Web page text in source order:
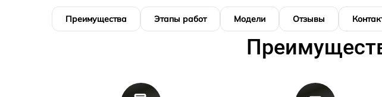
Преимущества Этапы работ Модели Отзывы